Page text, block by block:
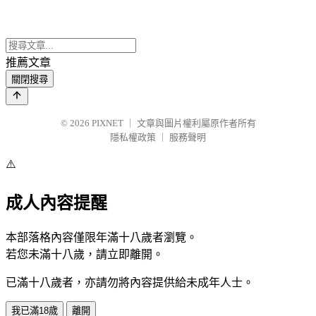
推薦文章
關閉搜尋
© 2026 PIXNET
文章與圖片權利屬原作者所有
隱私權政策
服務聲明
⚠️
成人內容提醒
本部落格內容僅限年滿十八歲者瀏覽。
若您未滿十八歲，請立即離開。
已滿十八歲者，亦請勿將內容提供給未成年人士。
我已滿18歲 離開